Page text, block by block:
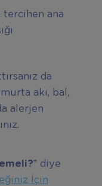
tercihen ana
da
akı, bal,
alerjen
diye
İçin